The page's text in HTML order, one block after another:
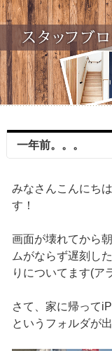
一年前。。。
みなさんこんにち
す！
画面が壊れてから
ムがならず遅刻し
りについてます(ア
さて、家に帰って
というフォルダが